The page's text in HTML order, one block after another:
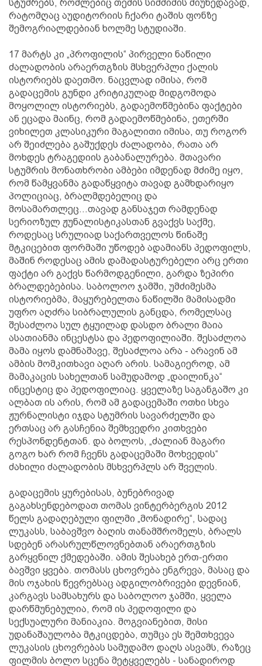
სტუმრებს, რომლებიც თემის სიმძიმის მიუხედავად,
რატომღაც აუდიტორიის ჩქარი ტაშის ფონზე
შემოგრიალდებიან ხოლმე სტუდიაში.
17 მარტს კი „პროფილის“ პირველი ნაწილი
ძალადობის არაერთგზის მსხვერპლი ქალის
ისტორიებს დაეთმო. ნაცვლად იმისა, რომ
გადაცემის გუნდი კრიტიკულად მიდგომოდა
მოყოლილ ისტორიებს, გადაემოწმებინა ფაქტები
ან ეცადა მაინც, რომ გადაემოწმებინა, ეთერში
ვიხილეთ კლასიკური მაგალითი იმისა, თუ როგორ
არ შეიძლება გაშუქდეს ძალადობა, რათა არ
მოხდეს ტრაგედიის გაბანალურება. მთავარი
სტუმრის მონათხრობი ამბები იმდენად მძიმე იყო,
რომ წამყვანმა გადაწყვიტა თავად გამხდარიყო
პოლიციაც, ბრალმდებელიც და
მოსამართლეც...თავად განსაჯეთ რამდენად
სერიოზულ ჟუნალისტიკასთან გვაქვს საქმე,
როდესაც სრულიად საქართველოს წინაშე
მტკიცებით ფორმაში უწოდებ ადამიანს პედოფილს,
მაშინ როდესაც ამის დამადასტურებელი არც ერთი
ფაქტი არ გაქვს წარმოდგენილი, გარდა ზეპირი
ბრალდებებისა. საბოლოო ჯამში, უმძიმესმა
ისტორიებმა, მაყურებელთა ნაწილში მამისადმი
უფრო აღძრა სიბრალულის განცდა, რომელსაც
შესაძლოა სულ ტყუილად დასდო ბრალი მაია
ასათიანმა ინცესტსა და პედოფილიაში. შესაძლოა
მამა იყოს დამნაშავე, შესაძლოა არა - არავინ ამ
ამბის მომკითხავი აღარ არის. სამაგიეროდ, ამ
მამაკაცის სახელთან სამუდამოდ „დაილინკა“
ინცესტიც და პედოფილიაც. ყველაზე საგანგაშო კი
ალბათ ის არის, რომ ამ გადაცემაში ოთხი სხვა
ჟურნალისტი იჯდა სტუმრის სავარძელში და
ერთსაც არ გასჩენია შემხვედრი კითხვები
რესპონდენტთან. და ბოლოს, „ძალიან მაგარი
გოგო ხარ რომ ჩვენს გადაცემაში მოხვედის“
ძახილი ძალადობის მსხვერპლს არ შველის.
გადაცემის ყურებისას, ბუნებრივად
გაგახსენდებოდათ თომას ვინტერბერგის 2012
წელს გადაღებული ფილმი „მონადირე“, სადაც
ლუკასს, საბავშვო ბაღის თანამშრომელს, ბრალს
სდებენ არასრულწლოვნებთან არაერთგზის
გარყვნილ ქმედებაში. ამის შესახებ ერთ-ერთი
ბავშვი ყვება. თომასს ცხოვრება ენგრევა, მასაც და
მის ოჯახის წევრებსაც ადგილობრივები დევნიან,
კარგავს სამსახურს და საბოლოო ჯამში, ყველა
დარწმუნებულია, რომ ის პედოფილი და
სექსუალური მანიაკია. მოგვიანებით, მისი
უდანაშაულობა მტკიცდება, თუმცა ეს შემთხვევა
ლუკასის ცხოვრებას სამუდამო დაღს ასვამს, რაზეც
ფილმის ბოლო სცენა მეტყველებს - სანადიროდ